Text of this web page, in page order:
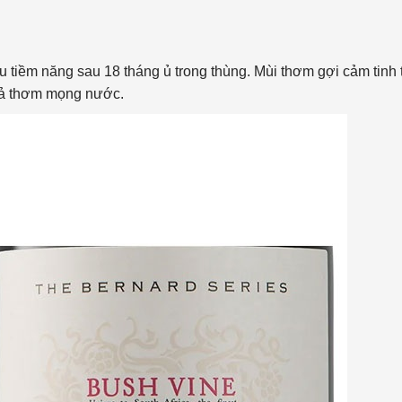
năng sau 18 tháng ủ trong thùng. Mùi thơm gợi cảm tinh
thơm mọng nước.